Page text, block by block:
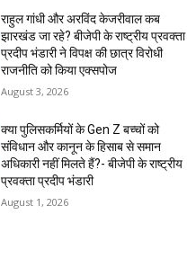
राहुल गांधी और अरविंद केजरीवाल कब
झारखंड जा रहे? बीजेपी के राष्ट्रीय प्रवक्ता
प्रदीप भंडारी ने विपक्ष की छात्र विरोधी
राजनीति को किया एक्सपोज
August 3, 2026
क्या पुलिसकर्मियों के Gen Z बच्चों को
संविधान और कानून के हिसाब से समान
अधिकारी नहीं मिलते हैं?- बीजेपी के राष्ट्रीय
प्रवक्ता प्रदीप भंडारी
August 1, 2026